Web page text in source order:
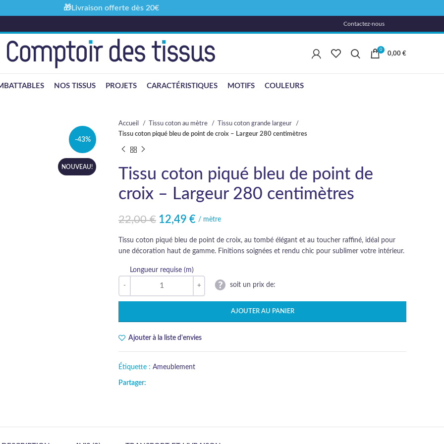
Contactez-nous
0
0,00 €
NOS TISSUS PROJETS CARACTÉRISTIQUES MOTIFS COULEURS
-43%
NOUVEAU!
Accueil Tissu coton au mètre
Tissu coton grande largeur
Tissu coton piqué bleu de point de croix – Largeur 280 centimètres
Tissu coton piqué bleu de point de
croix – Largeur 280 centimètres
22,00€
Le prix initial était : 22,00 €.
12,49 €
Le prix actuel est : 12,49 €./ mètre
Tissu coton piqué bleu de point de croix, au tombé élégant et au toucher raffiné, idéal pour
une décoration haut de gamme. Finitions soignées et rendu chic pour sublimer votre intérieur.
Longueur requise (m)
soit un prix de:
AJOUTER AU PANIER
Ajouter à la liste d'envies
Étiquette : Ameublement
Partager:
🎁Livraison offerte dès 20€